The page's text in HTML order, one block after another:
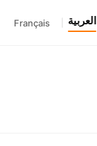
العربية Français